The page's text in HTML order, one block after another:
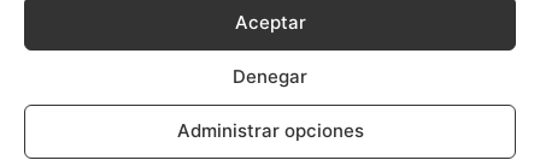
Aceptar
Denegar
Administrar opciones